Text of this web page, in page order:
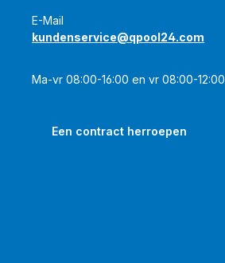
E-Mail
kundenservice@qpool24.com
Ma-vr 08:00-16:00 en vr 08:00-12:00
Een contract herroepen